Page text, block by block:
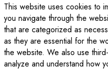
This website uses cookies to
you navigate through the
that are categorized as
as they are essential for the
the website. We also use
analyze and understand how